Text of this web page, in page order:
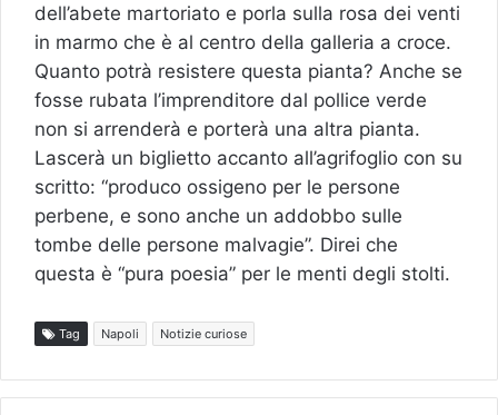
dell’abete martoriato e porla sulla rosa dei venti
in marmo che è al centro della galleria a croce.
Quanto potrà resistere questa pianta? Anche se
fosse rubata l’imprenditore dal pollice verde
non si arrenderà e porterà una altra pianta.
Lascerà un biglietto accanto all’agrifoglio con su
scritto: “produco ossigeno per le persone
perbene, e sono anche un addobbo sulle
tombe delle persone malvagie”. Direi che
questa è “pura poesia” per le menti degli stolti.
Tag Napoli Notizie curiose